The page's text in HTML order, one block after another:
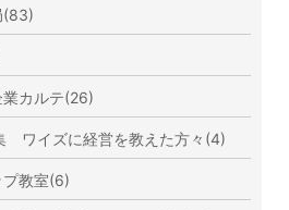
(83)
業カルテ(26)
ワイズに経営を教えた方々(4)
教室(6)